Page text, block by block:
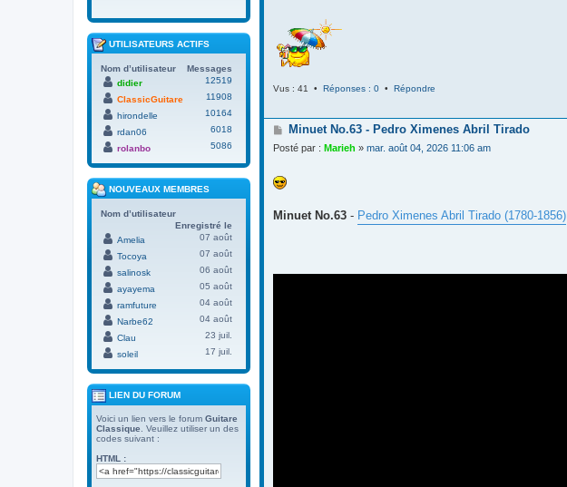
Vus : 41 • Réponses : 0 • Répondre
M
s
a
g
Minuet No.63 - Pedro Ximenes Abril Tirado
Posté par : Marieh » mar. août 04, 2026 11:06 am
Minuet No.63 - Pedro Ximenes Abril Tirado (1780-1856)
UTILISATEURS ACTIFS
Nom d’utilisateur
Messages
didier
12519
ClassicGuitare
11908
hirondelle
10164
rdan06
6018
rolanbo
5086
NOUVEAUX MEMBRES
Nom d’utilisateur
Enregistré le
Amelia
07 août
Tocoya
07 août
salinosk
06 août
ayayema
05 août
ramfuture
04 août
Narbe62
04 août
Clau
23 juil.
soleil
17 juil.
LIEN DU FORUM
Voici un lien vers le forum Guitare
Classique . Veuillez utiliser un des
codes suivant :
HTML :